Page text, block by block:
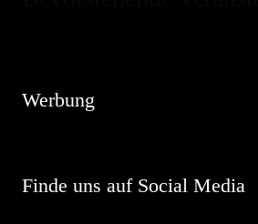
Werbung
Finde uns auf Social Media